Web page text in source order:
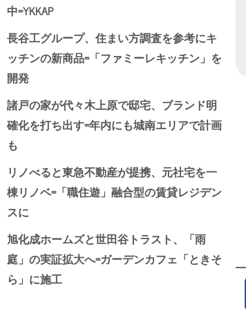
中=YKKAP
長谷工グループ、住まい方調査を参考にキ
ッチンの新商品=「ファミーレキッチン」を
開発
諸戸の家が代々木上原で邸宅、ブランド明
確化を打ち出す=年内にも城南エリアで計画
も
リノべると東急不動産が提携、元社宅を一
棟リノベ=「職住遊」融合型の賃貸レジデン
スに
旭化成ホームズと世田谷トラスト、「雨
庭」の実証拡大へ=ガーデンカフェ「ときそ
ら」に施工